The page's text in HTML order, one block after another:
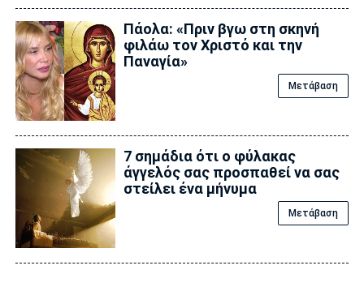
Πάολα: «Πριν βγω στη σκηνή
φιλάω τον Χριστό και την
Παναγία»
Μετάβαση
7 σημάδια ότι ο φύλακας
άγγελός σας προσπαθεί να σας
στείλει ένα μήνυμα
Μετάβαση